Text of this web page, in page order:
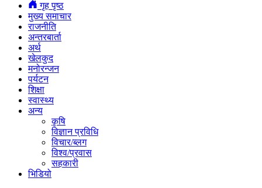
गृह पृष्ठ
मुख्य समाचार
राजनीति
अन्तरबार्ता
अर्थ
खेलकुद
मनोरन्जन
पर्यटन
शिक्षा
स्वास्थ्य
अन्य
कृषि
विज्ञान प्रविधि
विचार/ब्लग
विश्व/प्रवास
सहकारी
भिडियो